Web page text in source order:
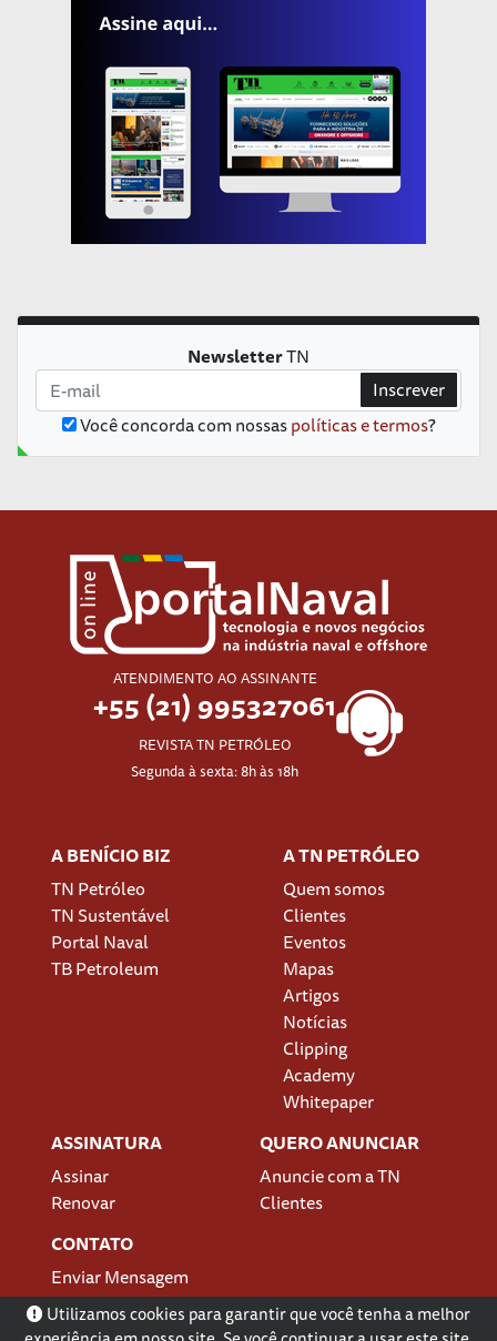
NewsletterTN
Você concorda com nossaspolíticas e termos?
Inscrever
ATENDIMENTO AO ASSINANTE
+55 (21) 995327061
REVISTA TN PETRÓLEO
Segunda à sexta: 8h às 18h
A BENÍCIO BIZ
TN Petróleo
TN Sustentável
Portal Naval
TB Petroleum
A TN PETRÓLEO
Quem somos
Clientes
Eventos
Mapas
Artigos
Notícias
Clipping
Academy
Whitepaper
ASSINATURA
Assinar
Renovar
QUERO ANUNCIAR
Anuncie com a TN
Clientes
CONTATO
Enviar Mensagem
Localização
Utilizamos cookies para garantir que você tenha a melhor